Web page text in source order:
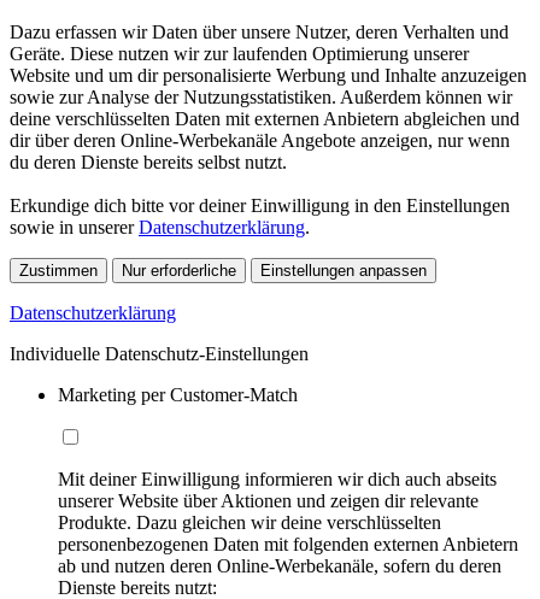
Dazu erfassen wir Daten über unsere Nutzer, deren Verhalten und
Geräte. Diese nutzen wir zur laufenden Optimierung unserer
Website und um dir personalisierte Werbung und Inhalte anzuzeigen
sowie zur Analyse der Nutzungsstatistiken. Außerdem können wir
deine verschlüsselten Daten mit externen Anbietern abgleichen und
dir über deren Online-Werbekanäle Angebote anzeigen, nur wenn
du deren Dienste bereits selbst nutzt.
Erkundige dich bitte vor deiner Einwilligung in den Einstellungen
sowie in unsererDatenschutzerklärung.
Zustimmen Nur erforderliche Einstellungen anpassen
Datenschutzerklärung
Individuelle Datenschutz-Einstellungen
Marketing per Customer-Match
Mit deiner Einwilligung informieren wir dich auch abseits
unserer Website über Aktionen und zeigen dir relevante
Produkte. Dazu gleichen wir deine verschlüsselten
personenbezogenen Daten mit folgenden externen Anbietern
ab und nutzen deren Online-Werbekanäle, sofern du deren
Dienste bereits nutzt: